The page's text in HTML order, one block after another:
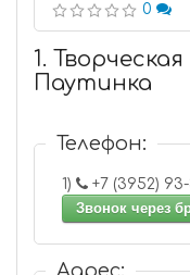
0
1.
Паутинка
Телефон:
1)
+7
Звонок через
Адрес: